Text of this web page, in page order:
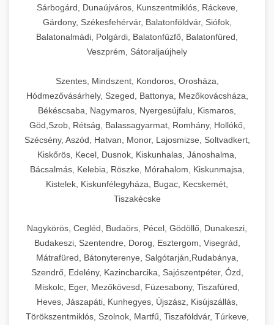
Sárbogárd, Dunaújváros, Kunszentmiklós, Ráckeve,
Gárdony, Székesfehérvár, Balatonföldvár, Siófok,
Balatonalmádi, Polgárdi, Balatonfűzfő, Balatonfüred,
Veszprém, Sátoraljaújhely
Szentes, Mindszent, Kondoros, Orosháza,
Hódmezővásárhely, Szeged, Battonya, Mezőkovácsháza,
Békéscsaba, Nagymaros, Nyergesújfalu, Kismaros,
Göd,Szob, Rétság, Balassagyarmat, Romhány, Hollókő,
Szécsény, Aszód, Hatvan, Monor, Lajosmizse, Soltvadkert,
Kiskőrös, Kecel, Dusnok, Kiskunhalas, Jánoshalma,
Bácsalmás, Kelebia, Röszke, Mórahalom, Kiskunmajsa,
Kistelek, Kiskunfélegyháza, Bugac, Kecskemét,
Tiszakécske
Nagykörös, Cegléd, Budaörs, Pécel, Gödöllő, Dunakeszi,
Budakeszi, Szentendre, Dorog, Esztergom, Visegrád,
Mátrafüred, Bátonyterenye, Salgótarján,Rudabánya,
Szendrő, Edelény, Kazincbarcika, Sajószentpéter, Ózd,
Miskolc, Eger, Mezőkövesd, Füzesabony, Tiszafüred,
Heves, Jászapáti, Kunhegyes, Újszász, Kisújszállás,
Törökszentmiklós, Szolnok, Martfű, Tiszaföldvár, Túrkeve,